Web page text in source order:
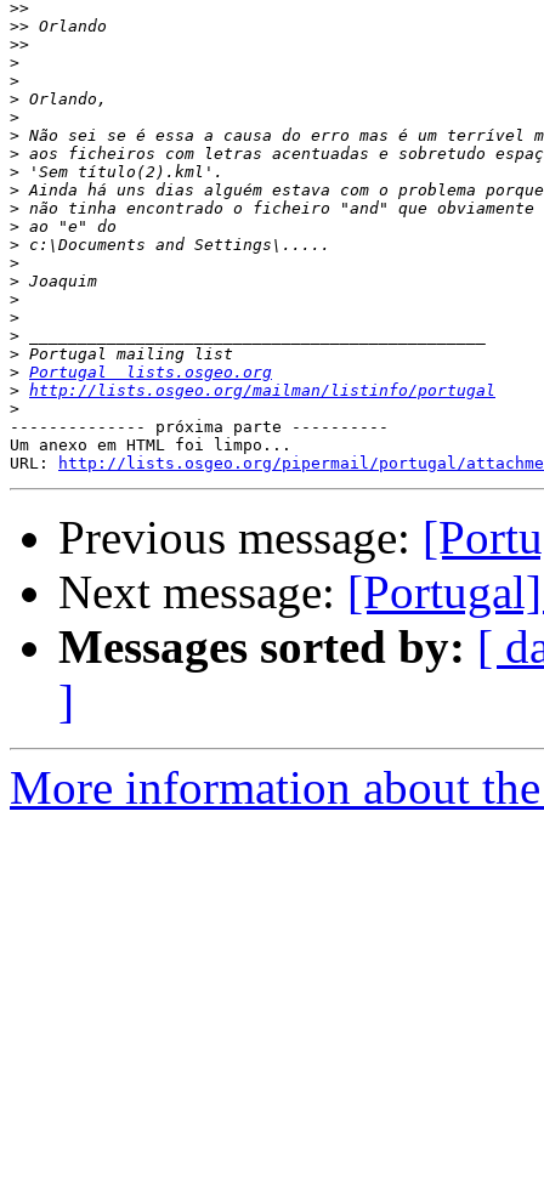
>>
>>
>>
>
>
>
>
>
>
>
>
>
>
>
>
>
>
>
>
>
> Portugal  lists.osgeo.org
> http://lists.osgeo.org/mailman/listinfo/portugal
>
-------------- próxima parte ----------
Um anexo em HTML foi limpo...
URL:
http://lists.osgeo.org/pipermail/portugal/
Previous message:
Next message:
Messages sorted by: [
]
More information about